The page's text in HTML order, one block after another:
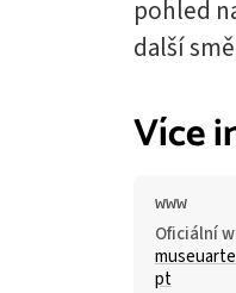
pohled
další
Více
Oficiální
pt